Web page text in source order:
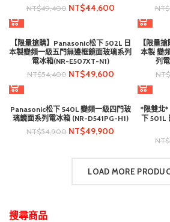
搜尋商品
NT$49,400 NT$44,600
NT$
【限量搶購】Panasonic松下 502L 日
本製變頻一級五門無邊框鏡面玻璃系列
電冰箱(NR-E507XT-N1)
NT$54,400 NT$49,600
【限量
本製 變
列
NT$
Panasonic松下 540L 變頻一級四門玻
璃鏡面系列電冰箱 (NR-D541PG-H1)
NT$54,900 NT$49,900
*限雙北
下 501L
NT$
LOAD MORE